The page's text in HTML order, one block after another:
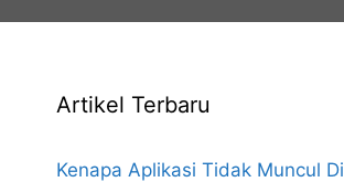
Artikel Terbaru
Kenapa Aplikasi Tidak Muncul Di